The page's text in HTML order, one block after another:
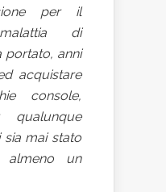
per il
di
portato, anni
acquistare
console,
qualunque
mai stato
almeno un